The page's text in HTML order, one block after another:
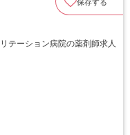
保存する
テーション病院の薬剤師求人